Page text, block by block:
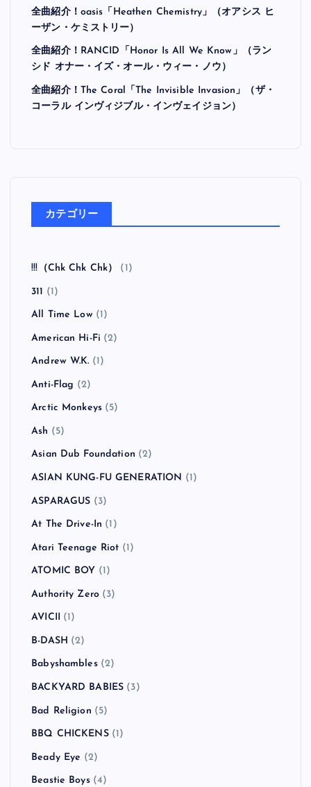
全曲紹介！oasis「Heathen Chemistry」（オアシス ヒ
ーザン・ケミストリー）
全曲紹介！RANCID「Honor Is All We Know」（ラン
シド オナー・イズ・オール・ウィー・ノウ）
全曲紹介！The Coral「The Invisible Invasion」（ザ・
コーラル インヴィジブル・インヴェイジョン）
カテゴリー
!!!（Chk Chk Chk） (1)
311 (1)
All Time Low(1)
American Hi-Fi (2)
Andrew W.K. (1)
Anti-Flag (2)
Arctic Monkeys (5)
Ash (5)
Asian Dub Foundation (2)
ASIAN KUNG-FU GENERATION (1)
ASPARAGUS (3)
At The Drive-In (1)
Atari Teenage Riot (1)
ATOMIC BOY (1)
Authority Zero (3)
AVICII (1)
B-DASH (2)
Babyshambles(2)
BACKYARD BABIES (3)
Bad Religion (5)
BBQ CHICKENS(1)
Beady Eye (2)
Beastie Boys(4)